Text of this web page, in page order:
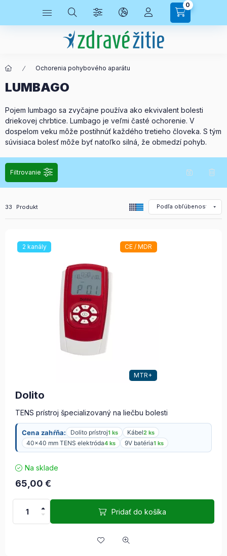
0
Ochorenia pohybového aparátu
LUMBAGO
Pojem lumbago sa zvyčajne používa ako ekvivalent bolesti
driekovej chrbtice. Lumbago je veľmi časté ochorenie. V
dospelom veku môže postihnúť každého tretieho človeka. S tým
súvisiaca bolesť môže byť natoľko silná, že obmedzí pohyb.
Filtrovanie
Všetky produkty v kategórii
33 Produkt
2 kanály CE / MDR
MTR+
Dolito
TENS prístroj špecializovaný na liečbu bolesti
Cena zahŕňa: Dolito prístroj1 ks Kábel2 ks
40×40 mm TENS elektróda4 ks 9V batéria1 ks
Na sklade
65,00 €
Pridať do košíka